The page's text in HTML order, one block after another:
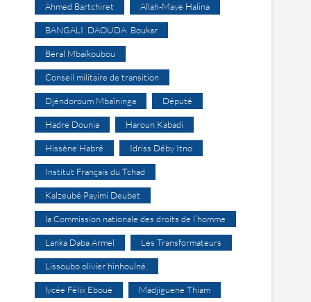
Ahmed Bartchiret Allah-Maye Halina
BANGALI DAOUDA Boukar
Béral Mbaïkoubou
Conseil militaire de transition
Djéndoroum Mbaïninga Député
Hadre Dounia Haroun Kabadi
Hissène Habré Idriss Déby Itno
Institut Français du Tchad
Kalzeubé Payimi Deubet
la Commission nationale des droits de l’homme
Lanka Daba Armel Les Transformateurs
Lissoubo olivier hinhoulné.
lycée Félix Eboué Madjiguene Thiam